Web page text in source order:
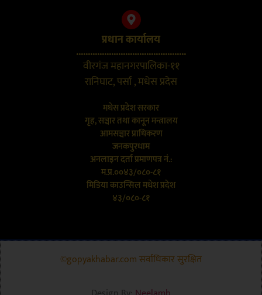
प्रधान कार्यालय
...............................................
वीरगंज महानगरपालिका-११
रानिघाट, पर्सा , मधेस प्रदेस
मधेस प्रदेश सरकार
गृह, सञ्चार तथा कानून मन्त्रालय
आमसञ्चार प्राधिकरण
जनकपुरधाम
अनलाइन दर्ता प्रमाणपत्र नं.:
म.प्र.००४३/०८०-८१
मिडिया काउन्सिल मधेश प्रदेश
४३/०८०-८१
©gopyakhabar.com सर्वाधिकार सुरक्षित